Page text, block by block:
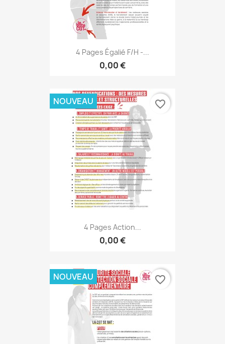
4 Pages Égalié F/H -...
0,00 €
4 Pages Action...
0,00 €
NOUVEAU favorite_border
NOUVEAU favorite_border